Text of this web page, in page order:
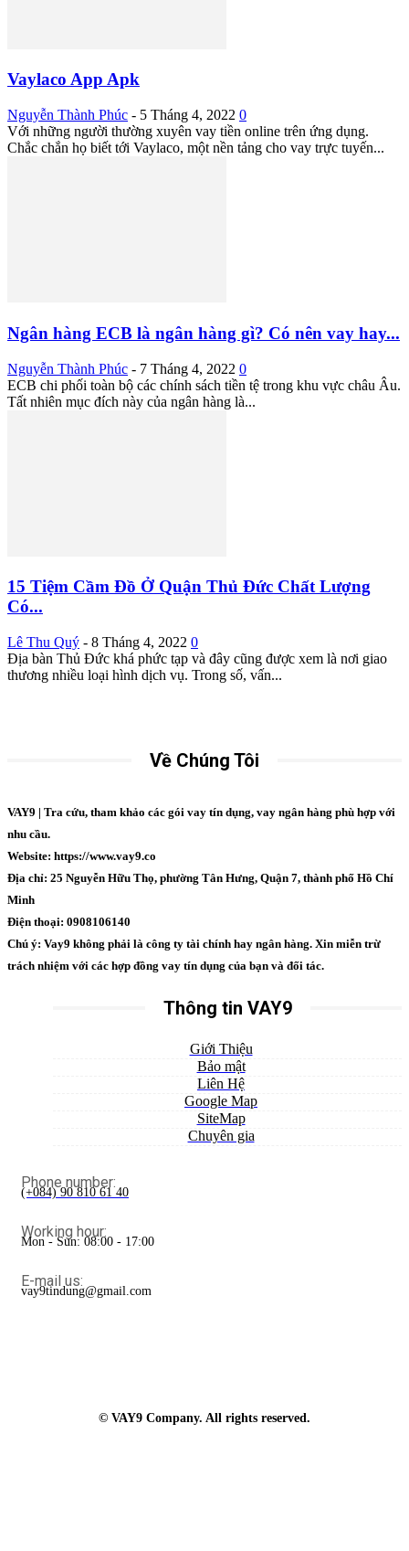
Vaylaco App Apk
Nguyễn Thành Phúc - 5 Tháng 4, 2022 0
Với những người thường xuyên vay tiền online trên ứng dụng.
Chắc chắn họ biết tới Vaylaco, một nền tảng cho vay trực tuyến...
Ngân hàng ECB là ngân hàng gì? Có nên vay hay...
Nguyễn Thành Phúc - 7 Tháng 4, 2022 0
ECB chi phối toàn bộ các chính sách tiền tệ trong khu vực châu Âu.
Tất nhiên mục đích này của ngân hàng là...
15 Tiệm Cầm Đồ Ở Quận Thủ Đức Chất Lượng
Có...
Lê Thu Quý - 8 Tháng 4, 2022 0
Địa bàn Thủ Đức khá phức tạp và đây cũng được xem là nơi giao
thương nhiều loại hình dịch vụ. Trong số, vấn...
Về Chúng Tôi
VAY9 | Tra cứu, tham khảo các gói vay tín dụng, vay ngân hàng phù hợp với
nhu cầu.
Website: https://www.vay9.co
Địa chỉ: 25 Nguyễn Hữu Thọ, phường Tân Hưng, Quận 7, thành phố Hồ Chí
Minh
Điện thoại: 0908106140
Chú ý: Vay9 không phải là công ty tài chính hay ngân hàng. Xin miễn trừ
trách nhiệm với các hợp đồng vay tín dụng của bạn và đối tác.
Thông tin VAY9
Giới Thiệu
Bảo mật
Liên Hệ
Google Map
SiteMap
Chuyên gia
Phone number:
(+084) 90 810 61 40
Working hour:
Mon - Sun: 08:00 - 17:00
E-mail us:
vay9tindung@gmail.com
© VAY9 Company. All rights reserved.